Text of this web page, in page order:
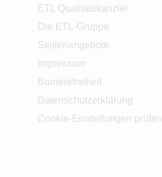
ETL Qualitätskanzlei
Die ETL-Gruppe
Stellenangebote
Impressum
Barrierefreiheit
Datenschutzerklärung
Cookie-Einstellungen prüfen